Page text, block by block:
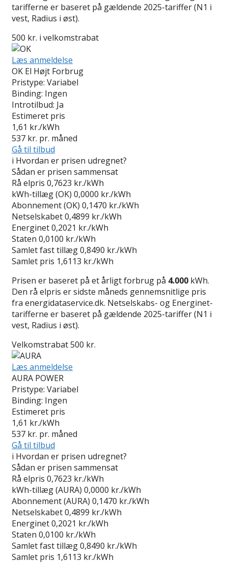
tarifferne er baseret på gældende 2025-tariffer (N1 i
vest, Radius i øst).
500 kr. i velkomstrabat
Læs anmeldelse
OK El Højt Forbrug
Pristype: Variabel
Binding: Ingen
Introtilbud: Ja
Estimeret pris
1,61 kr./kWh
537 kr. pr. måned
Gå til tilbud
i Hvordan er prisen udregnet?
Sådan er prisen sammensat
Rå elpris 0,7623 kr./kWh
kWh-tillæg (OK) 0,0000 kr./kWh
Abonnement (OK) 0,1470 kr./kWh
Netselskabet0,4899 kr./kWh
Energinet0,2021 kr./kWh
Staten 0,0100 kr./kWh
Samlet fast tillæg0,8490 kr./kWh
Samlet pris 1,6113 kr./kWh
Prisen er baseret på et årligt forbrug på 4.000 kWh.
Den rå elpris er sidste måneds gennemsnitlige pris
fra energidataservice.dk. Netselskabs- og Energinet-
tarifferne er baseret på gældende 2025-tariffer (N1 i
vest, Radius i øst).
Velkomstrabat 500 kr.
Læs anmeldelse
AURA POWER
Pristype: Variabel
Binding: Ingen
Estimeret pris
1,61 kr./kWh
537 kr. pr. måned
Gå til tilbud
i Hvordan er prisen udregnet?
Sådan er prisen sammensat
Rå elpris 0,7623 kr./kWh
kWh-tillæg (AURA) 0,0000 kr./kWh
Abonnement (AURA) 0,1470 kr./kWh
Netselskabet0,4899 kr./kWh
Energinet0,2021 kr./kWh
Staten 0,0100 kr./kWh
Samlet fast tillæg0,8490 kr./kWh
Samlet pris 1,6113 kr./kWh